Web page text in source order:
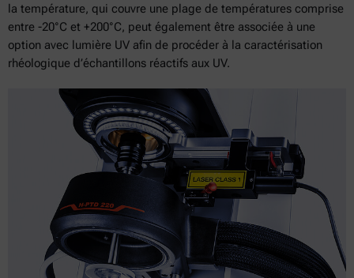
la température, qui couvre une plage de températures comprise
entre -20°C et +200°C, peut également être associée à une
option avec lumière UV afin de procéder à la caractérisation
rhéologique d’échantillons réactifs aux UV.